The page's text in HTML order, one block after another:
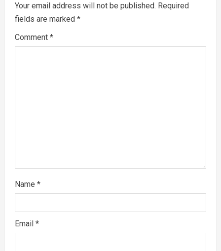
Your email address will not be published. Required
fields are marked *
Comment *
Name *
Email *